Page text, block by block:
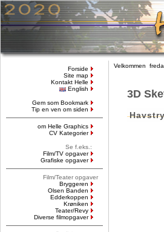
Forside
Site map
Kontakt Helle
English
Gem som Bookmark
Tip en ven om siden
om Helle Graphics
CV Kategorier
Se f.eks.:
Film/TV opgaver
Grafiske opgaver
Film/Teater opgaver
Bryggeren
Olsen Banden
Edderkoppen
Krøniken
Teater/Revy
Diverse filmopgaver
Velkommen
3D